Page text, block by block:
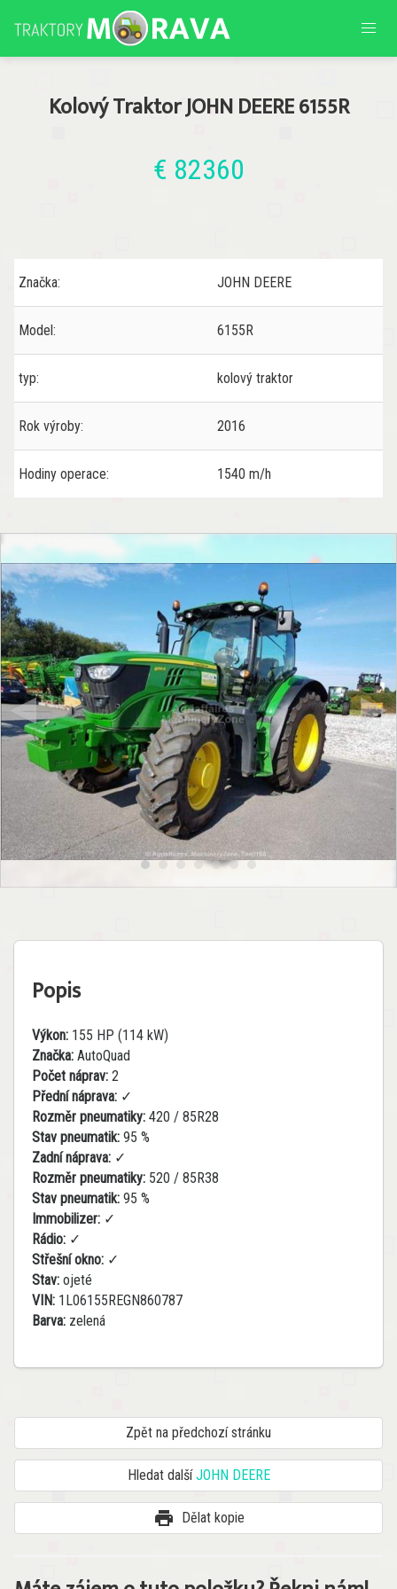
Kolový Traktor JOHN DEERE 6155R
€ 82360
Značka: JOHN DEERE
Model: 6155R
typ: kolový traktor
Rok výroby: 2016
Hodiny operace: 1540 m/h
Popis
Výkon: 155 HP (114 kW)
Značka: AutoQuad
Počet náprav: 2
Přední náprava: ✓
Rozměr pneumatiky: 420 / 85R28
Stav pneumatik: 95 %
Zadní náprava: ✓
Rozměr pneumatiky: 520 / 85R38
Stav pneumatik: 95 %
Immobilizer: ✓
Rádio: ✓
Střešní okno: ✓
Stav: ojeté
VIN: 1L06155REGN860787
Barva: zelená
Zpět na předchozí stránku
Hledat dalšíJOHN DEERE
print Dělat kopie